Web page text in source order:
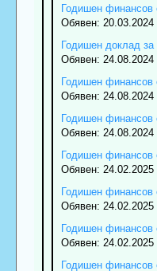
Годишен финансов
Обявен: 20.03.2024
Годишен доклад за
Обявен: 24.08.2024
Годишен финансов
Обявен: 24.08.2024
Годишен финансов
Обявен: 24.08.2024
Годишен финансов
Обявен: 24.02.2025
Годишен финансов
Обявен: 24.02.2025
Годишен финансов
Обявен: 24.02.2025
Годишен финансов